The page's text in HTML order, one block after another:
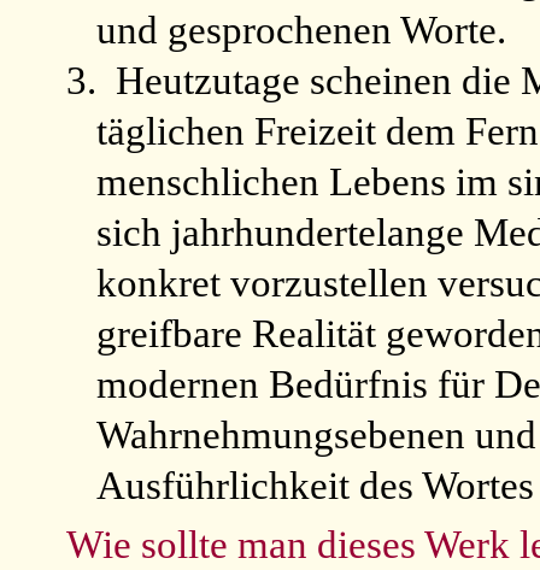
und gesprochenen Worte.
3. Heutzutage scheinen die
täglichen Freizeit dem
menschlichen Lebens im
sich jahrhundertelange
konkret vorzustellen
greifbare Realität
modernen Bedürfnis für
Wahrnehmungsebenen
Ausführlichkeit des
Wie sollte man dieses Werk